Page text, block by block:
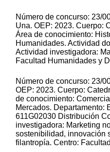
Número de concurso: 23/
Una. OEP: 2023. Cuerpo:
Área de conocimiento:
Humanidades. Actividad
Actividad investigadora:
Facultad Humanidades y
Número de concurso: 23/
OEP: 2023. Cuerpo:
de conocimiento:
Mercados. Departamento:
611G02030 Distribución
investigadora: Marketing
sostenibilidad, innovación
filantropía. Centro: